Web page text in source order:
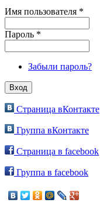
Имя пользователя *
Пароль *
Забыли пароль?
Страница вКонтакте
Группа вКонтакте
Страница в facebook
Группа в facebook